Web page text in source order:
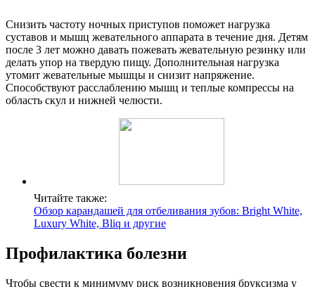
Снизить частоту ночных приступов поможет нагрузка
суставов и мышц жевательного аппарата в течение дня. Детям
после 3 лет можно давать пожевать жевательную резинку или
делать упор на твердую пищу. Дополнительная нагрузка
утомит жевательные мышцы и снизит напряжение.
Способствуют расслаблению мышц и теплые компрессы на
область скул и нижней челюсти.
Читайте также:
Обзор карандашей для отбеливания зубов: Bright White,
Luxury White, Bliq и другие
Профилактика болезни
Чтобы свести к минимуму риск возникновения бруксизма у